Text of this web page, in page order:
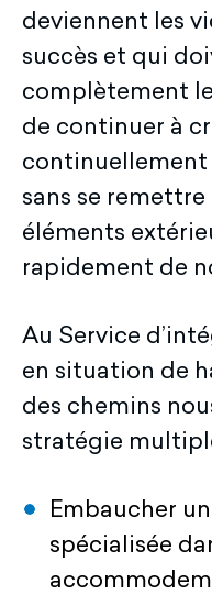
deviennent les
succès et qui
complètement
de continuer à
continuellement
sans se
éléments
rapidement de
Au Service
en situation de
des chemins
stratégie
Embaucher
spécialisée